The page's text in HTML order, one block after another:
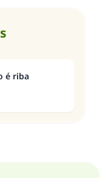
é riba